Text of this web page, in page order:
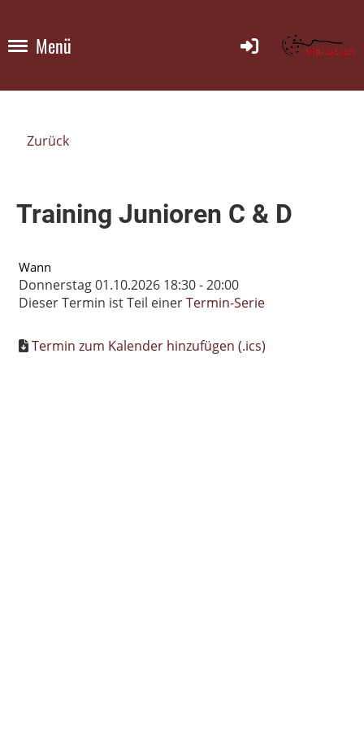
Menü
Zurück
Training Junioren C & D
Wann
Donnerstag 01.10.2026 18:30 - 20:00
Dieser Termin ist Teil einerTermin-Serie
Termin zum Kalender hinzufügen (.ics)